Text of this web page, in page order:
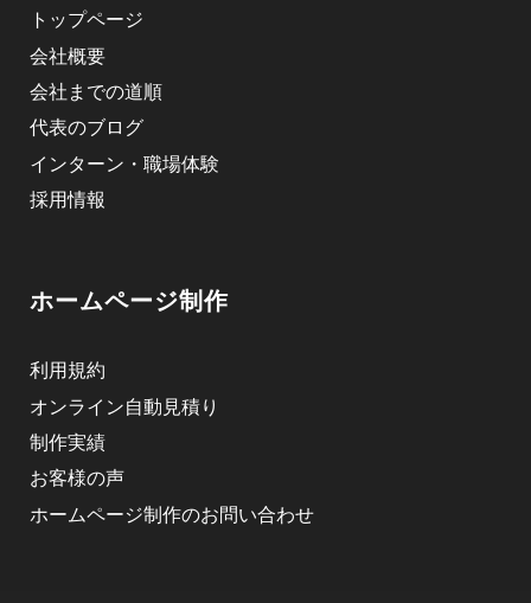
トップページ
会社概要
会社までの道順
代表のブログ
インターン・職場体験
採用情報
ホームページ制作
利用規約
オンライン自動見積り
制作実績
お客様の声
ホームページ制作のお問い合わせ